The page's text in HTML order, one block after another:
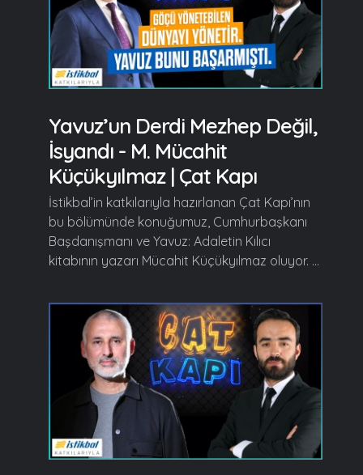
Yavuz’un Derdi Mezhep Değil,
İsyandı - M. Mücahit
Küçükyılmaz | Çat Kapı
İstikbal’in katkılarıyla hazırlanan Çat Kapı’nın
bu bölümünde konuğumuz, Cumhurbaşkanı
Başdanışmanı ve Yavuz: Adaletin Kılıcı
kitabının yazarı Mücahit Küçükyılmaz oluyor. ...